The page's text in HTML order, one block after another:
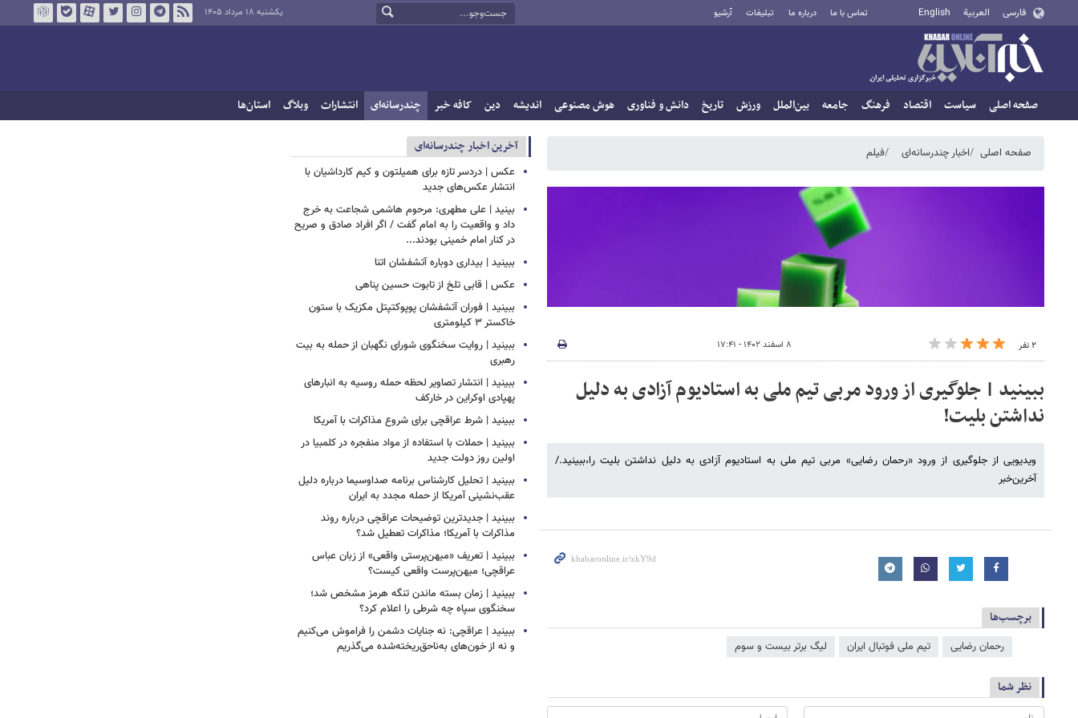
فارسی العربية English تماس با ما درباره ما تبلیغات آرشیو یکشنبه ۱۸ مرداد ۱۴۰۵
صفحه اصلی سیاست اقتصاد فرهنگ جامعه بین‌الملل ورزش تاریخ دانش و فناوری هوش مصنوعی اندیشه دین کافه خبر چندرسانه‌ای انتشارات وبلاگ استان‌ها
صفحه اصلی اخبار چندرسانه‌ای فیلم
۲ نفر ۸ اسفند ۱۴۰۲ - ۱۷:۴۱
ببینید | جلوگیری از ورود مربی تیم ملی به استادیوم آزادی به دلیل
نداشتن بلیت!
ویدیویی از جلوگیری از ورود «رحمان رضایی» مربی تیم ملی به استادیوم آزادی به دلیل نداشتن بلیت را،ببینید./
آخرین‌خبر
برچسب‌ها
رحمان رضایی تیم ملی فوتبال ایران لیگ برتر بیست و سوم
نظر شما
آخرین اخبار چندرسانه‌ای
عکس | دردسر تازه برای همیلتون و کیم کارداشیان با
انتشار عکس‌های جدید
بینید | علی مطهری: مرحوم هاشمی شجاعت به خرج
داد و واقعیت را به امام گفت / اگر افراد صادق و صریح
در کنار امام خمینی بودند...
ببینید | بیداری دوباره آتشفشان اتنا
عکس | قابی تلخ از تابوت حسین پناهی
ببینید | فوران آتشفشان پوپوکتپتل مکزیک با ستون
خاکستر ۳ کیلومتری
ببینید | روایت سخنگوی شورای نگهبان از حمله به بیت
رهبری
ببینید | انتشار تصاویر لحظه حمله روسیه به انبارهای
پهپادی اوکراین در خارکف
ببینید | شرط عراقچی برای شروع مذاکرات با آمریکا
ببینید | حملات با استفاده از مواد منفجره در کلمبیا در
اولین روز دولت جدید
ببینید | تحلیل کارشناس برنامه صداوسیما درباره دلیل
عقب‌نشینی آمریکا از حمله مجدد به ایران
ببینید | جدیدترین توضیحات عراقچی درباره روند
مذاکرات با آمریکا؛ مذاکرات تعطیل شد؟
ببینید | تعریف «میهن‌پرستی واقعی» از زبان عباس
عراقچی؛ میهن‌پرست واقعی کیست؟
ببینید | زمان بسته ماندن تنگه هرمز مشخص شد؛
سخنگوی سپاه چه شرطی را اعلام کرد؟
ببینید | عراقچی: نه جنایات دشمن را فراموش می‌کنیم
و نه از خون‌های به‌ناحق‌ریخته‌شده می‌گذریم